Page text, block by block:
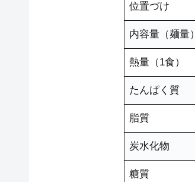
位置づけ
内容量（麺量）
熱量（1食）
たんぱく質
脂質
炭水化物
糖質